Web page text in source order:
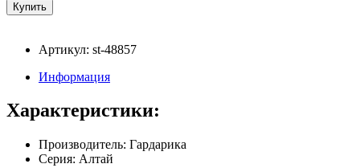
Артикул: st-48857
Информация
Характеристики:
Производитель: Гардарика
Серия: Алтай